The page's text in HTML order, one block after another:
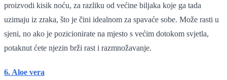
proizvodi kisik noću, za razliku od većine biljaka koje ga tada
uzimaju iz zraka, što je čini idealnom za spavaće sobe. Može rasti u
sjeni, no ako je pozicionirate na mjesto s većim dotokom svjetla,
potaknut ćete njezin brži rast i razmnožavanje.
6. Aloe vera